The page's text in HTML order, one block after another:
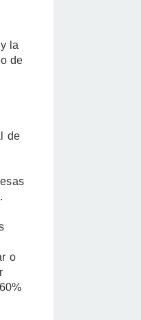
la
de
de
o